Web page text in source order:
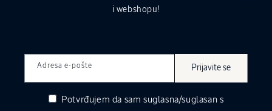
i webshopu!
Adresa e-pošte Prijavite se
Potvrđujem da sam suglasna/suglasan s